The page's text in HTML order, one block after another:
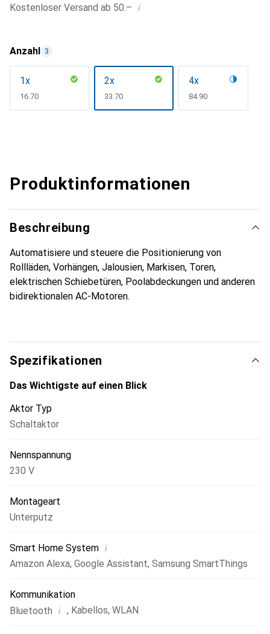
Kostenloser Versand ab 50.– i
Anzahl 3
1x
CHF
16.70
2x
CHF
33.70
4x
CHF
84.90
Produktinformationen
Beschreibung
Automatisiere und steuere die Positionierung von
Rollläden, Vorhängen, Jalousien, Markisen, Toren,
elektrischen Schiebetüren, Poolabdeckungen und anderen
bidirektionalen AC-Motoren.
Spezifikationen
Das Wichtigste auf einen Blick
Aktor Typ
Schaltaktor
Nennspannung
230 V
Montageart
Unterputz
Smart Home System i
Amazon Alexa, Google Assistant, Samsung SmartThings
Kommunikation
Bluetooth i , Kabellos, WLAN